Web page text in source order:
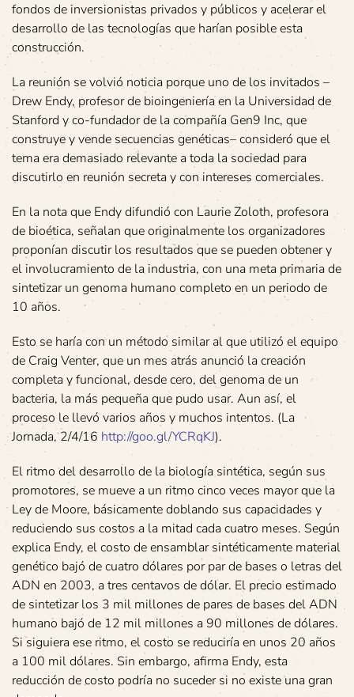
fondos de inversionistas privados y públicos y acelerar el
desarrollo de las tecnologías que harían posible esta
construcción.
La reunión se volvió noticia porque uno de los invitados –
Drew Endy, profesor de bioingeniería en la Universidad de
Stanford y co-fundador de la compañía Gen9 Inc, que
construye y vende secuencias genéticas– consideró que el
tema era demasiado relevante a toda la sociedad para
discutirlo en reunión secreta y con intereses comerciales.
En la nota que Endy difundió con Laurie Zoloth, profesora
de bioética, señalan que originalmente los organizadores
proponían discutir los resultados que se pueden obtener y
el involucramiento de la industria, con una meta primaria de
sintetizar un genoma humano completo en un periodo de
10 años.
Esto se haría con un método similar al que utilizó el equipo
de Craig Venter, que un mes atrás anunció la creación
completa y funcional, desde cero, del genoma de un
bacteria, la más pequeña que pudo usar. Aun así, el
proceso le llevó varios años y muchos intentos. (La
Jornada, 2/4/16 http://goo.gl/YCRqKJ).
El ritmo del desarrollo de la biología sintética, según sus
promotores, se mueve a un ritmo cinco veces mayor que la
Ley de Moore, básicamente doblando sus capacidades y
reduciendo sus costos a la mitad cada cuatro meses. Según
explica Endy, el costo de ensamblar sintéticamente material
genético bajó de cuatro dólares por par de bases o letras del
ADN en 2003, a tres centavos de dólar. El precio estimado
de sintetizar los 3 mil millones de pares de bases del ADN
humano bajó de 12 mil millones a 90 millones de dólares.
Si siguiera ese ritmo, el costo se reduciría en unos 20 años
a 100 mil dólares. Sin embargo, afirma Endy, esta
reducción de costo podría no suceder si no existe una gran